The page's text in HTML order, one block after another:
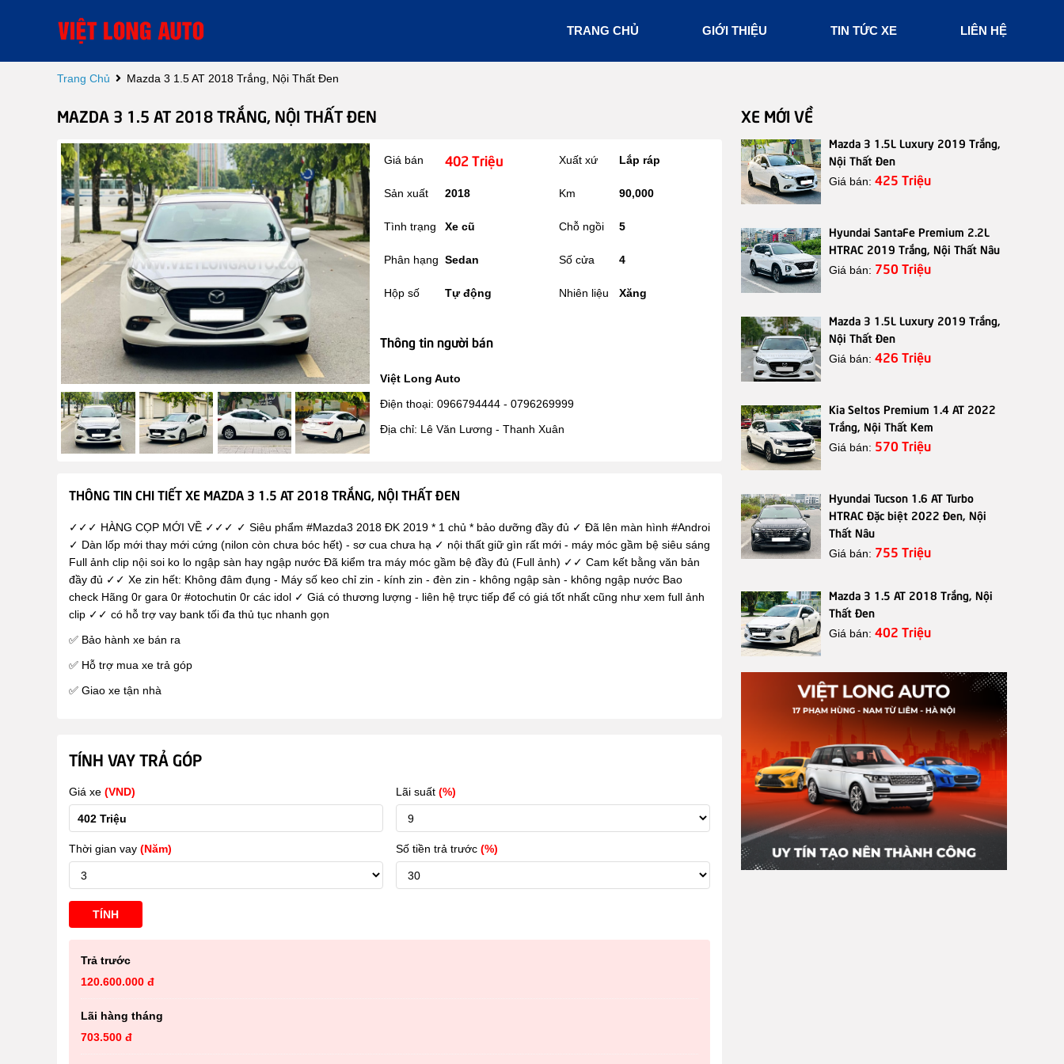
TRANG CHỦ GIỚI THIỆU TIN TỨC XE LIÊN HỆ
Trang Chủ Mazda 3 1.5 AT 2018 Trắng, Nội Thất Đen
MAZDA 3 1.5 AT 2018 TRẮNG, NỘI THẤT ĐEN
Giá bán 402 Triệu
Sản xuất 2018
Tình trạng Xe cũ
Phân hạng Sedan
Hộp số Tự động
Xuất xứ Lắp ráp
Km 90,000
Chỗ ngồi 5
Số cửa 4
Nhiên liệu Xăng
Thông tin người bán
Việt Long Auto
Điện thoại: 0966794444 - 0796269999
Địa chỉ: Lê Văn Lương - Thanh Xuân
THÔNG TIN CHI TIẾT XE MAZDA 3 1.5 AT 2018 TRẮNG, NỘI THẤT ĐEN
✓✓✓ HÀNG CỌP MỚI VỀ ✓✓✓ ✓ Siêu phẩm #Mazda3 2018 ĐK 2019 * 1 chủ * bảo dưỡng đầy đủ ✓ Đã lên màn hình #Androi
✓ Dàn lốp mới thay mới cứng (nilon còn chưa bóc hết) - sơ cua chưa hạ ✓ nội thất giữ gìn rất mới - máy móc gầm bệ siêu sáng
Full ảnh clip nội soi ko lo ngập sàn hay ngập nước Đã kiểm tra máy móc gầm bệ đầy đủ (Full ảnh) ✓✓ Cam kết bằng văn bản
đầy đủ ✓✓ Xe zin hết: Không đâm đụng - Máy số keo chỉ zin - kính zin - đèn zin - không ngập sàn - không ngập nước Bao
check Hãng 0r gara 0r #otochutin 0r các idol ✓ Giá có thương lượng - liên hệ trực tiếp để có giá tốt nhất cũng như xem full ảnh
clip ✓✓ có hỗ trợ vay bank tối đa thủ tục nhanh gọn
✅ Bảo hành xe bán ra
✅ Hỗ trợ mua xe trả góp
✅ Giao xe tận nhà
TÍNH VAY TRẢ GÓP
Giá xe (VND) Lãi suất(%)
Thời gian vay (Năm) Số tiền trả trước(%)
TÍNH
Trả trước
120.600.000 đ
Lãi hàng tháng
703.500 đ
XE MỚI VỀ
Mazda 3 1.5L Luxury 2019 Trắng,
Nội Thất Đen
Giá bán: 425 Triệu
Hyundai SantaFe Premium 2.2L
HTRAC 2019 Trắng, Nội Thất Nâu
Giá bán: 750 Triệu
Mazda 3 1.5L Luxury 2019 Trắng,
Nội Thất Đen
Giá bán: 426 Triệu
Kia Seltos Premium 1.4 AT 2022
Trắng, Nội Thất Kem
Giá bán: 570 Triệu
Hyundai Tucson 1.6 AT Turbo
HTRAC Đặc biệt 2022 Đen, Nội
Thất Nâu
Giá bán: 755 Triệu
Mazda 3 1.5 AT 2018 Trắng, Nội
Thất Đen
Giá bán: 402 Triệu